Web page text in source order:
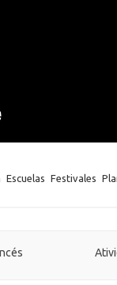
Escuelas Festivales